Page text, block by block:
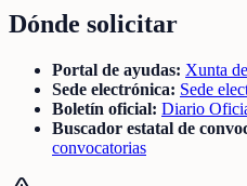
Dónde solicitar
Portal de ayudas: Xunta
Sede electrónica: Sede
Boletín oficial: Diario
Buscador estatal de
convocatorias